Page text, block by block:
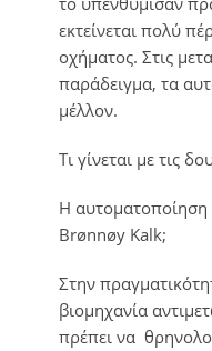
εκτείνεται πολύ
οχήματος. Στις
παράδειγμα, τα
μέλλον.
Τι γίνεται με τις
Η αυτοματοποίηση
Brønnøy Kalk;
Στην
βιομηχανία
πρέπει να